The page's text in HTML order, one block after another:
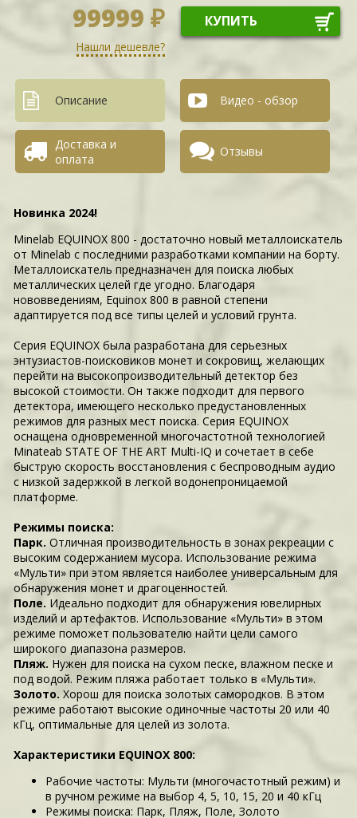
99999 ₽ КУПИТЬ
Нашли дешевле?
Описание Видео - обзор
Доставка и
оплата
Отзывы
Новинка 2024!
Minelab EQUINOX 800 - достаточно новый металлоискатель
от Minelab с последними разработками компании на борту.
Металлоискатель предназначен для поиска любых
металлических целей где угодно. Благодаря
нововведениям, Equinox 800 в равной степени
адаптируется под все типы целей и условий грунта.
Серия EQUINOX была разработана для серьезных
энтузиастов-поисковиков монет и сокровищ, желающих
перейти на высокопроизводительный детектор без
высокой стоимости. Он также подходит для первого
детектора, имеющего несколько предустановленных
режимов для разных мест поиска. Серия EQUINOX
оснащена одновременной многочастотной технологией
Minateab STATE OF THE ART Multi-IQ и сочетает в себе
быструю скорость восстановления с беспроводным аудио
с низкой задержкой в легкой водонепроницаемой
платформе.
Режимы поиска:
Парк. Отличная производительность в зонах рекреации с
высоким содержанием мусора. Использование режима
«Мульти» при этом является наиболее универсальным для
обнаружения монет и драгоценностей.
Поле. Идеально подходит для обнаружения ювелирных
изделий и артефактов. Использование «Мульти» в этом
режиме поможет пользователю найти цели самого
широкого диапазона размеров.
Пляж. Нужен для поиска на сухом песке, влажном песке и
под водой. Режим пляжа работает только в «Мульти».
Золото. Хорош для поиска золотых самородков. В этом
режиме работают высокие одиночные частоты 20 или 40
кГц, оптимальные для целей из золота.
Характеристики EQUINOX 800:
Рабочие частоты: Мульти (многочастотный режим) и
в ручном режиме на выбор 4, 5, 10, 15, 20 и 40 кГц
Режимы поиска: Парк, Пляж, Поле, Золото